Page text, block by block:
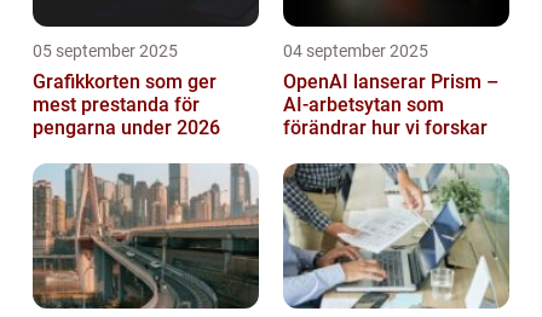
05 september 2025
Grafikkorten som ger
mest prestanda för
pengarna under 2026
04 september 2025
OpenAI lanserar Prism –
AI-arbetsytan som
förändrar hur vi forskar